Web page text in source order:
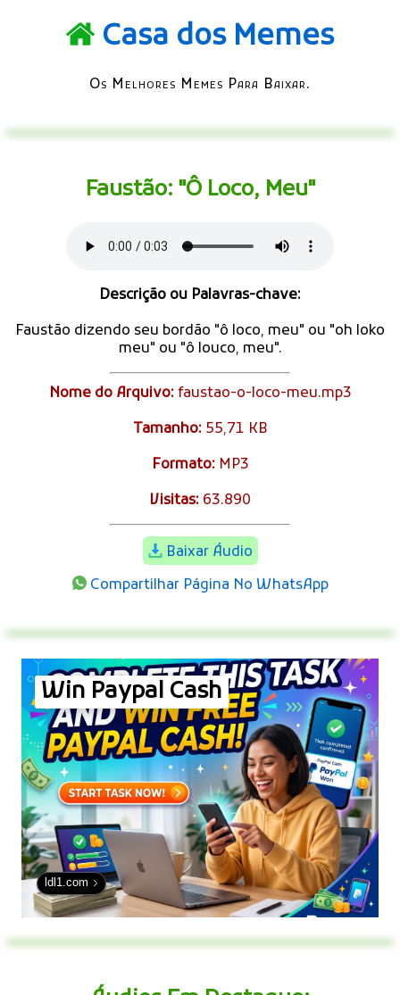
Casa dos Memes
Os Melhores Memes Para Baixar.
Faustão: "Ô Loco, Meu"
Descrição ou Palavras-chave:
Faustão dizendo seu bordão "ô loco, meu" ou "oh loko
meu" ou "ô louco, meu".
Nome do Arquivo:faustao-o-loco-meu.mp3
Tamanho:55,71 KB
Formato:MP3
Visitas:63.890
Baixar Áudio
Compartilhar Página No WhatsApp
Win Paypal Cash
ldl1.com